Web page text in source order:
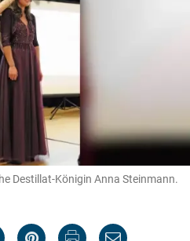
Destillat-Königin Anna Steinmann.